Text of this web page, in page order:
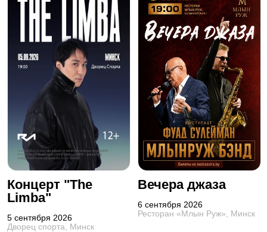
Концерт "The
Limba"
5 сентября 2026
Дворец спорта, Минск
Вечера джаза
6 сентября 2026
Ресторан «Млын Руж», Минск